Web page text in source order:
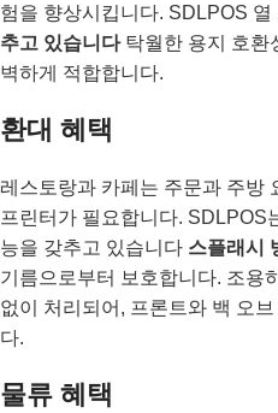
험을 향상시킵니다. SDLPOS 열
추고 있습니다탁월한 용지 호환
벽하게 적합합니다.
환대 혜택
레스토랑과 카페는 주문과 주방
프린터가 필요합니다. SDLPOS
능을 갖추고 있습니다 스플래시
기름으로부터 보호합니다. 조용
없이 처리되어, 프론트와 백 오
다.
물류 혜택